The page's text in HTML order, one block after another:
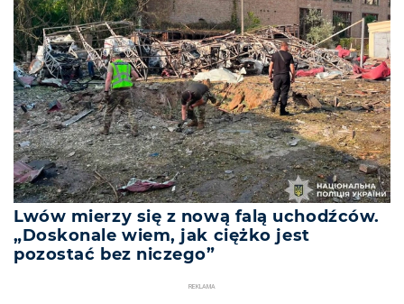
Lwów mierzy się z nową falą uchodźców.
„Doskonale wiem, jak ciężko jest
pozostać bez niczego”
REKLAMA